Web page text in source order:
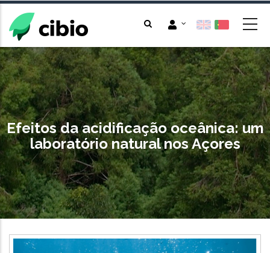
Passar
para
conteúdo
principal
Efeitos da acidificação oceânica: um
laboratório natural nos Açores